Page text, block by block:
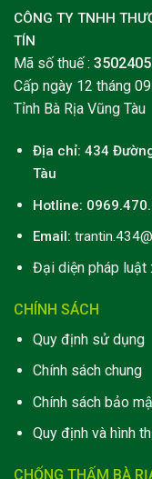
CÔNG TY TNHH
TÍN
Mã số thuế :
Cấp ngày 12 tháng
Tỉnh Bà Rịa Vũng Tàu
Địa chỉ: 434
Tàu
Hotline:
Email:
Đại diện pháp luật :
CHÍNH SÁCH
Quy định sử dụng
Chính sách chung
Chính sách bảo
Quy định và hình
CHỐNG THẤM BÀ